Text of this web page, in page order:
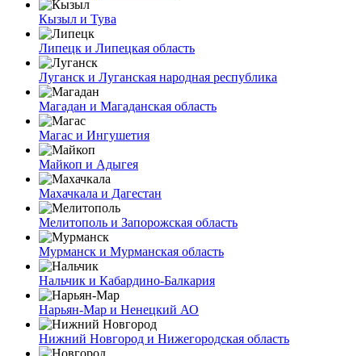
Кызыл и Тува
Липецк и Липецкая область
Луганск и Луганская народная республика
Магадан и Магаданская область
Магас и Ингушетия
Майкоп и Адыгея
Махачкала и Дагестан
Мелитополь и Запорожская область
Мурманск и Мурманская область
Нальчик и Кабардино-Балкария
Нарьян-Мар и Ненецкий АО
Нижний Новгород и Нижегородская область